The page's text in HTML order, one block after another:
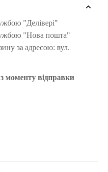
"Делівері"
"Нова пошта"
за адресою: вул.
моменту відправки